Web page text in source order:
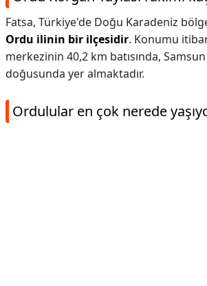
Fatsa, Türkiye'de Doğu Karadeniz
Ordu ilinin bir ilçesidir. Konumu
merkezinin 40,2 km batısında,
doğusunda yer almaktadır.
Ordulular en çok nerede